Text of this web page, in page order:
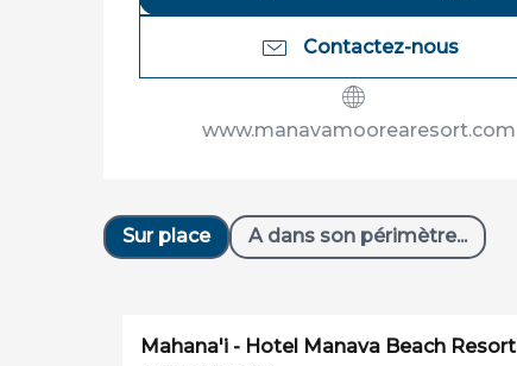
Contactez-nous
www.manavamoorearesort.com
Sur place A dans son périmètre...
Mahana'i - Hotel Manava Beach Resort